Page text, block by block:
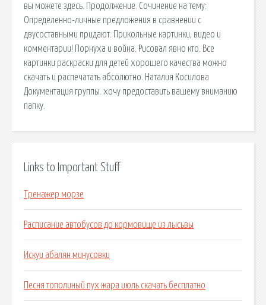
вы можете здесь. Продолжение. Сочинение на тему:
Определенно-личные предложения в сравнении с
двусоставными придают. Прикольные картинки, видео и
комментарии! Порнуха и война. Рисовал явно кто. Все
картинки раскраски для детей хорошего качества можно
скачать и распечатать абсолютно. Наталия Косилова
Документация группы. хочу предоставить вашему вниманию
папку.
Links to Important Stuff
Тренажер морзе
Расписание автобусов до кормовище из лысьвы
Искуи абалян минусовки
Песня тополиный пух жара июль скачать бесплатно